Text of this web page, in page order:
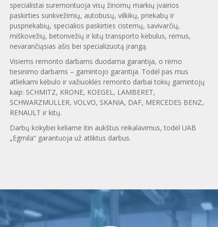
specialistai suremontuoja visų žinomų markių įvairios
paskirties sunkvežimių, autobusų, vilkikų, priekabų ir
puspriekabių, specialios paskirties cisternų, savivarčių,
miškovežių, betonvežių ir kitų transporto kėbulus, rėmus,
nevarančiąsias ašis bei specializuotą įrangą.
Visiems remonto darbams duodama garantija, o rėmo
tiesinimo darbams – gamintojo garantija. Todėl pas mus
atliekami kėbulo ir važiuoklės remonto darbai tokių gamintojų
kaip: SCHMITZ, KRONE, KOEGEL, LAMBERET,
SCHWARZMULLER, VOLVO, SKANIA, DAF, MERCEDES BENZ,
RENAULT ir kitų.
Darbų kokybei keliame itin aukštus reikalavimus, todėl UAB
„Egmila“ garantuoja už atliktus darbus.